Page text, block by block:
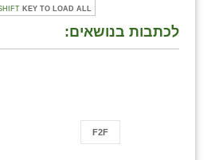
KEY TO LOAD ALL
לכתבות בנושאים:
F2F